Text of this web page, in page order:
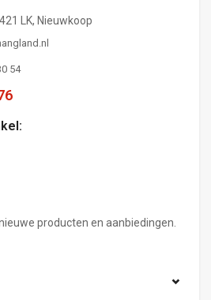
LK, Nieuwkoop
54
producten en aanbiedingen.